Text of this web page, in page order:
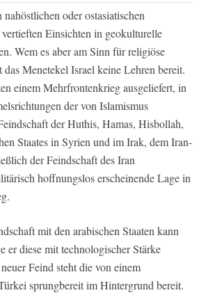
oder ostasiatischen
Einsichten in geokulturelle
Wem es aber am Sinn für religiöse
Menetekel Israel keine Lehren bereit.
einem Mehrfrontenkrieg ausgeliefert, in
der von Islamismus
der Huthis, Hamas, Hisbollah,
Staates in Syrien und im Irak, dem Iran-
der Feindschaft des Iran
hoffnungslos erscheinende Lage in
mit den arabischen Staaten kann
er diese mit technologischer Stärke
Feind steht die von einem
sprungbereit im Hintergrund bereit.